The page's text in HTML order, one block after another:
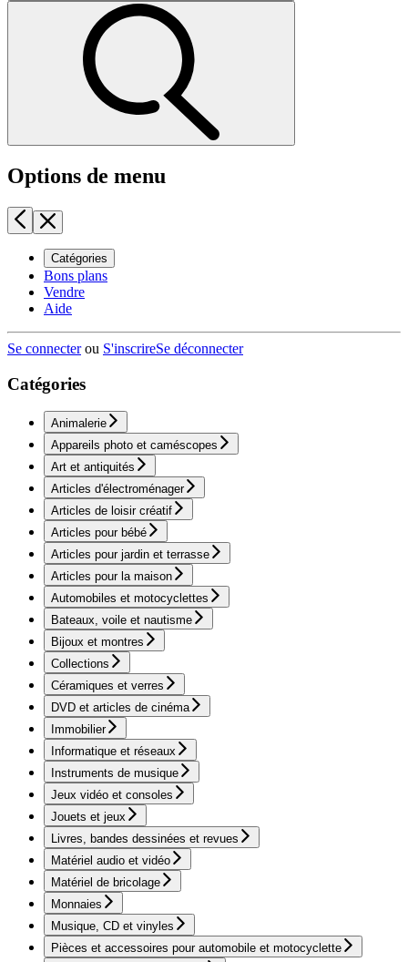
Options de menu
Catégories
Bons plans
Vendre
Aide
Se connecterou S'inscrireSe déconnecter
Catégories
Animalerie
Appareils photo et caméscopes
Art et antiquités
Articles d'électroménager
Articles de loisir créatif
Articles pour bébé
Articles pour jardin et terrasse
Articles pour la maison
Automobiles et motocyclettes
Bateaux, voile et nautisme
Bijoux et montres
Collections
Céramiques et verres
DVD et articles de cinéma
Immobilier
Informatique et réseaux
Instruments de musique
Jeux vidéo et consoles
Jouets et jeux
Livres, bandes dessinées et revues
Matériel audio et vidéo
Matériel de bricolage
Monnaies
Musique, CD et vinyles
Pièces et accessoires pour automobile et motocyclette